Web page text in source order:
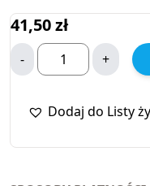
41,50zł
- +
Dodaj do Listy